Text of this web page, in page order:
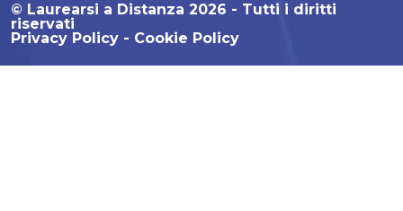
© Laurearsi a Distanza 2026 - Tutti i diritti
riservati
Privacy Policy
Cookie Policy